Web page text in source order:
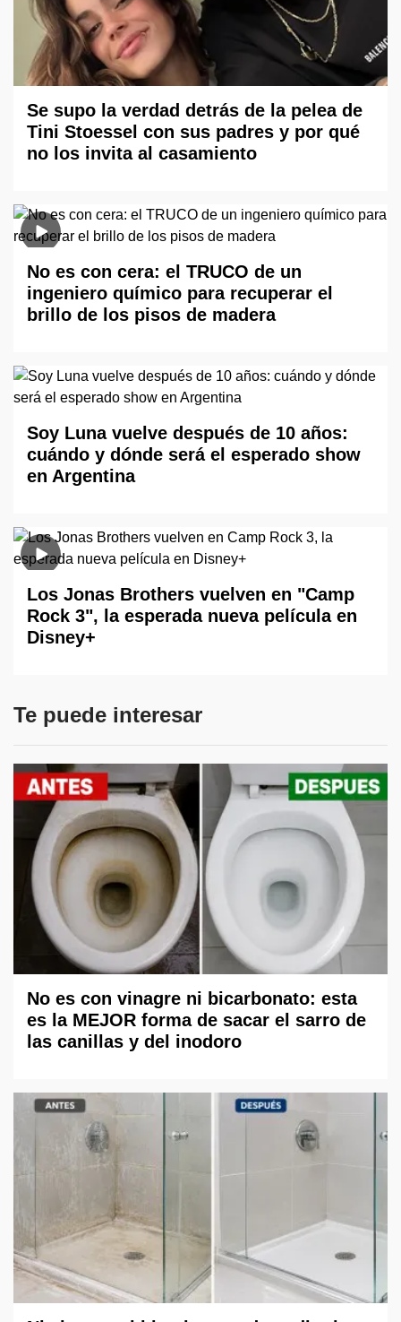
Se supo la verdad detrás de la pelea de
Tini Stoessel con sus padres y por qué
no los invita al casamiento
No es con cera: el TRUCO de un
ingeniero químico para recuperar el
brillo de los pisos de madera
Soy Luna vuelve después de 10 años:
cuándo y dónde será el esperado show
en Argentina
Los Jonas Brothers vuelven en "Camp
Rock 3", la esperada nueva película en
Disney+
Te puede interesar
No es con vinagre ni bicarbonato: esta
es la MEJOR forma de sacar el sarro de
las canillas y del inodoro